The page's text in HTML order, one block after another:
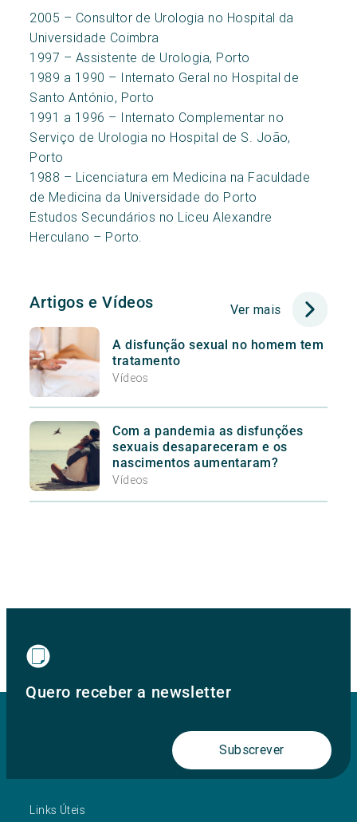
2005 – Consultor de Urologia no Hospital da
Universidade Coimbra
1997 – Assistente de Urologia, Porto
1989 a 1990 – Internato Geral no Hospital de
Santo António, Porto
1991 a 1996 – Internato Complementar no
Serviço de Urologia no Hospital de S. João,
Porto
1988 – Licenciatura em Medicina na Faculdade
de Medicina da Universidade do Porto
Estudos Secundários no Liceu Alexandre
Herculano – Porto.
Artigos e Vídeos Ver mais
A disfunção sexual no homem tem
tratamento
Vídeos
Com a pandemia as disfunções
sexuais desapareceram e os
nascimentos aumentaram?
Vídeos
Quero receber a newsletter
Subscrever
Links Úteis